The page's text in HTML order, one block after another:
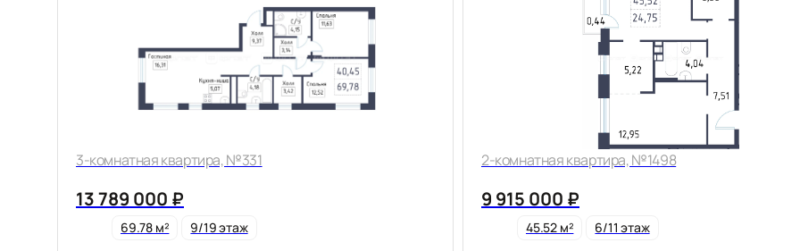
3-комнатная квартира, №331
13 789 000 ₽
69.78 м² 9/19 этаж
2-комнатная квартира, №1498
9 915 000 ₽
45.52 м² 6/11 этаж